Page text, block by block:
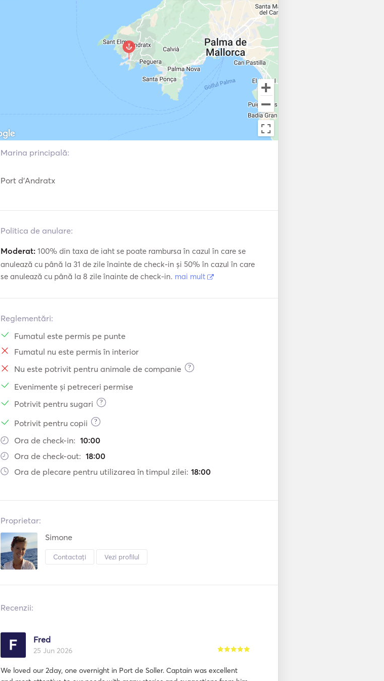
Don't miss this extraordinary opportunity, book your charter now and get
ready for an unforgettable trip on board the Rodman 41!
Capacity: 10 persons per day.
Marina principală:
Port d'Andratx
Politica de anulare:
Moderat: 100% din taxa de iaht se poate rambursa în cazul în care se
anulează cu până la 31 de zile înainte de check-in și 50% în cazul în care
se anulează cu până la 8 zile înainte de check-in. mai mult
Reglementări:
Fumatul este permis pe punte
Fumatul nu este permis în interior
Nu este potrivit pentru animale de companie
?
Evenimente și petreceri permise
Potrivit pentru sugari
?
Potrivit pentru copii ?
Ora de check-in: 10:00
Ora de check-out: 18:00
Ora de plecare pentru utilizarea în timpul zilei: 18:00
Proprietar:
Simone
Contactați Vezi profilul
Recenzii:
Fred
25 Jun 2026
We loved our 2day, one overnight in Port de Soller. Captain was excellent